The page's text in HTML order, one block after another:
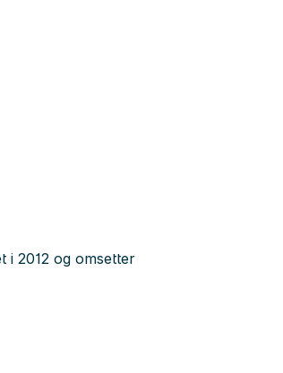
i 2012 og omsetter